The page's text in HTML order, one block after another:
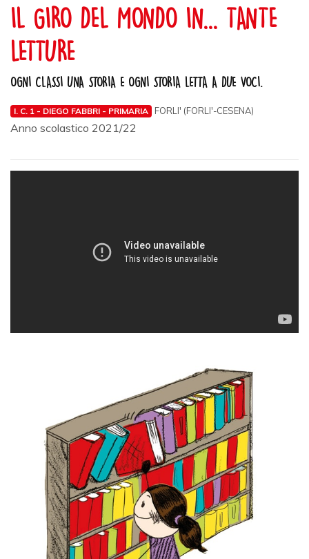
IL GIRO DEL MONDO IN... TANTE
LETTURE
OGNI CLASSI UNA STORIA E OGNI STORIA LETTA A DUE VOCI.
I. C. 1 - DIEGO FABBRI - PRIMARIA FORLI' (FORLI'-CESENA)
Anno scolastico 2021/22